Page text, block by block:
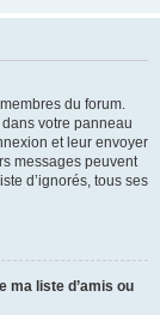
du forum.
votre panneau
et leur envoyer
messages peuvent
d’ignorés, tous ses
ma liste d’amis ou